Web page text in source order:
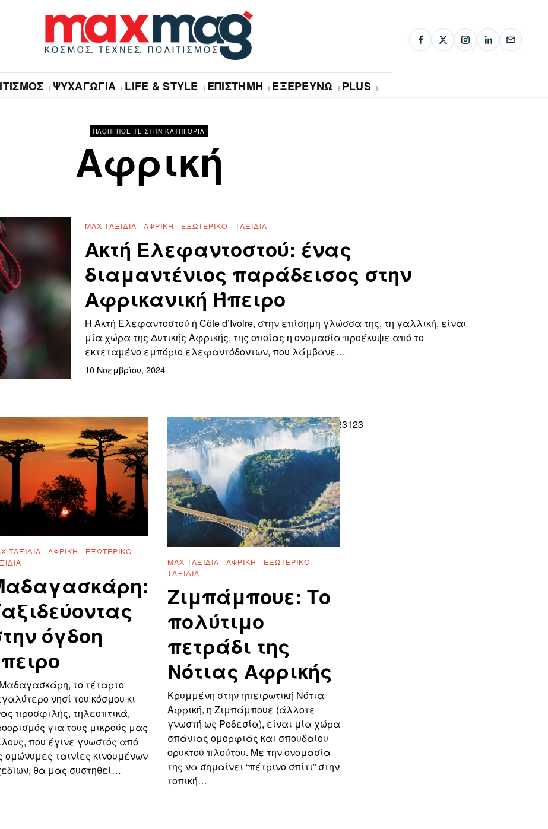
+ΨΥΧΑΓΩΓΙΑ +LIFE & STYLE +ΕΠΙΣΤΗΜΗ +ΕΞΕΡΕΥΝΩ +PLUS +
ΠΛΟΗΓΗΘΕΙΤΕ ΣΤΗΝ ΚΑΤΗΓΟΡΙΑ
Αφρική
MAX ΤΑΞΊΔΙΑ · ΑΦΡΙΚΉ · ΕΞΩΤΕΡΙΚΌ · ΤΑΞΊΔΙΑ
Ακτή Ελεφαντοστού: ένας
διαμαντένιος παράδεισος στην
Αφρικανική Ήπειρο
Η Ακτή Ελεφαντοστού ή Côte d’Ivoire, στην επίσημη γλώσσα της, τη γαλλική, είναι
μία χώρα της Δυτικής Αφρικής, της οποίας η ονομασία προέκυψε από το
εκτεταμένο εμπόριο ελεφαντόδοντων, που λάμβανε…
10 Νοεμβρίου, 2024
ΤΑΞΊΔΙΑ · ΑΦΡΙΚΉ · ΕΞΩΤΕΡΙΚΌ ·
όγδοη
το τέταρτο
νησί του κόσμου κι
προσφιλής, τηλεοπτικά,
για τους μικρούς μας
που έγινε γνωστός από
ομώνυμες ταινίες κινουμένων
θα μας συστηθεί…
MAX ΤΑΞΊΔΙΑ · ΑΦΡΙΚΉ · ΕΞΩΤΕΡΙΚΌ ·
ΤΑΞΊΔΙΑ
Ζιμπάμπουε: Το
πολύτιμο
πετράδι της
Νότιας Αφρικής
Κρυμμένη στην ηπειρωτική Νότια
Αφρική, η Ζιμπάμπουε (άλλοτε
γνωστή ως Ροδεσία), είναι μία χώρα
σπάνιας ομορφιάς και σπουδαίου
ορυκτού πλούτου. Με την ονομασία
της να σημαίνει “πέτρινο σπίτι” στην
τοπική…
123123123